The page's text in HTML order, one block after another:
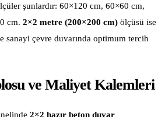
şunlardır: 60×120 cm, 60×60 cm,
cm. 2×2 metre (200×200 cm) ölçüsü ise
sanayi çevre duvarında optimum tercih
ve Maliyet Kalemleri
2×2 hazır beton duvar